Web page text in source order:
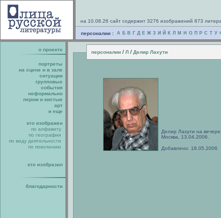
на 10.08.26 сайт содержит 3276 изображений 873
персоналии : А Б В Г Д Е Ж З И Й К Л М Н О П Р С Т У
о проекте персоналии / Л / Делир Лахути
портреты
на сцене и в зале
ситуации
групповые
события
неформально
пером и кистью
арт
и еще
кто изображен
по алфавиту
по географии
по виду деятельности
по поколению
кто изобразил
благодарности
Делир Лахути на
Москва, 13.04.2006.
Добавлено: 18.05.2006